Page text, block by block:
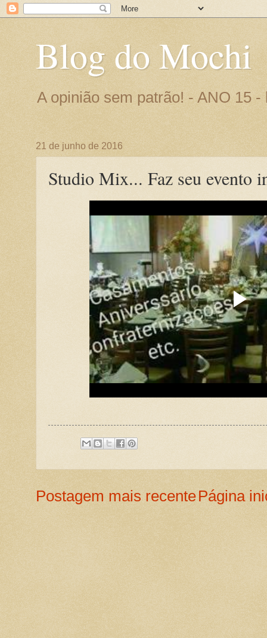
Blog do Mochi
A opinião sem patrão! - ANO 15
21 de junho de 2016
Studio Mix... Faz seu evento
Postagem mais recentePágina